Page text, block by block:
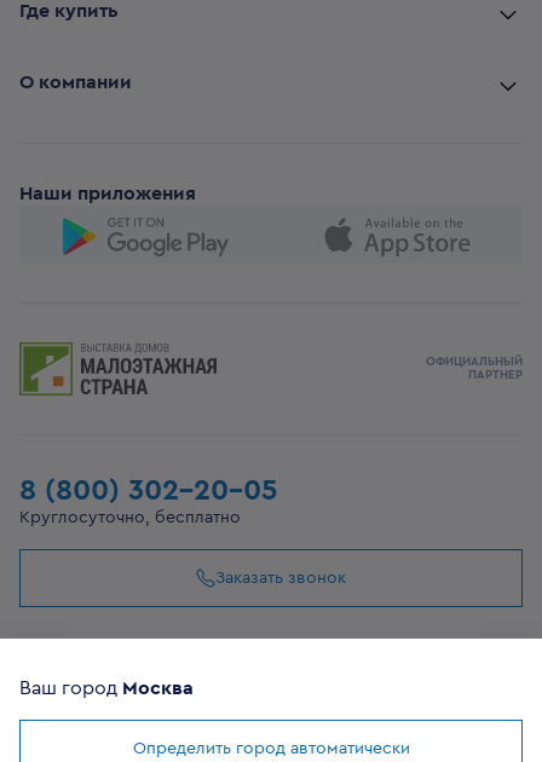
Где купить
О компании
Наши приложения
8 (800) 302-20-05
Круглосуточно, бесплатно
Заказать звонок
ОФИЦИАЛЬНЫЙ
ПАРТНЕР
Ваш город Москва
Определить город автоматически